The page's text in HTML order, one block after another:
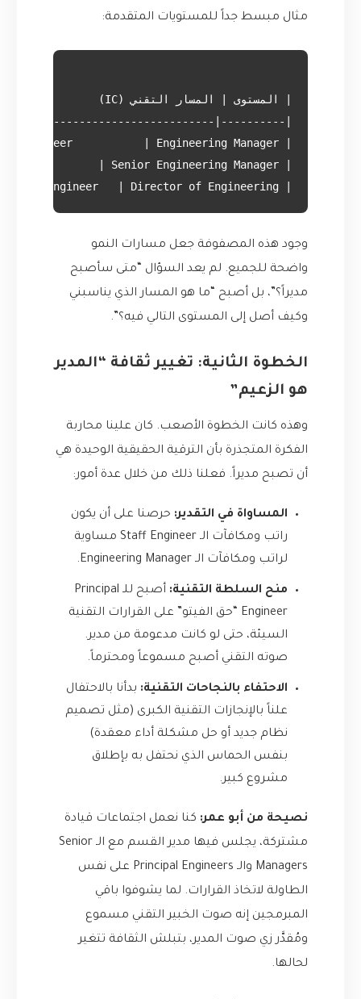
مثال مبسط جداً للمستويات المتقدمة:
وجود هذه المصفوفة جعل مسارات النمو
واضحة للجميع. لم يعد السؤال “متى سأصبح
مديراً؟”، بل أصبح “ما هو المسار الذي يناسبني
وكيف أصل إلى المستوى التالي فيه؟”.
الخطوة الثانية: تغيير ثقافة “المدير
هو الزعيم”
وهذه كانت الخطوة الأصعب. كان علينا محاربة
الفكرة المتجذرة بأن الترقية الحقيقية الوحيدة هي
أن تصبح مديراً. فعلنا ذلك من خلال عدة أمور:
المساواة في التقدير: حرصنا على أن يكون
راتب ومكافآت الـ Staff Engineer مساوية
لراتب ومكافآت الـ Engineering Manager.
منح السلطة التقنية:
أصبح للـ Principal
Engineer “حق الفيتو” على القرارات التقنية
السيئة، حتى لو كانت مدعومة من مدير.
صوته التقني أصبح مسموعاً ومحترماً.
الاحتفاء بالنجاحات التقنية: بدأنا بالاحتفال
علناً بالإنجازات التقنية الكبرى (مثل تصميم
نظام جديد أو حل مشكلة أداء معقدة)
بنفس الحماس الذي نحتفل به بإطلاق
مشروع كبير.
نصيحة من أبو عمر: كنا نعمل اجتماعات قيادة
مشتركة، يجلس فيها مدير القسم مع الـ Senior
Managers والـ Principal Engineers على نفس
الطاولة لاتخاذ القرارات. لما يشوفوا باقي
المبرمجين إنه صوت الخبير التقني مسموع
ومُقدَّر زي صوت المدير، بتبلش الثقافة تتغير
لحالها.